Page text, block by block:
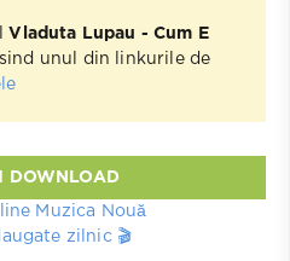
Vladuta Lupau - Cum E
unul din linkurile de
DOWNLOAD
Muzica Nouă
zilnic 🎬